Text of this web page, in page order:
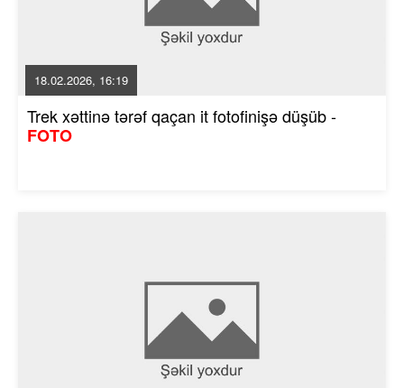
18.02.2026, 16:19
Trek xəttinə tərəf qaçan it fotofinişə düşüb -
FOTO